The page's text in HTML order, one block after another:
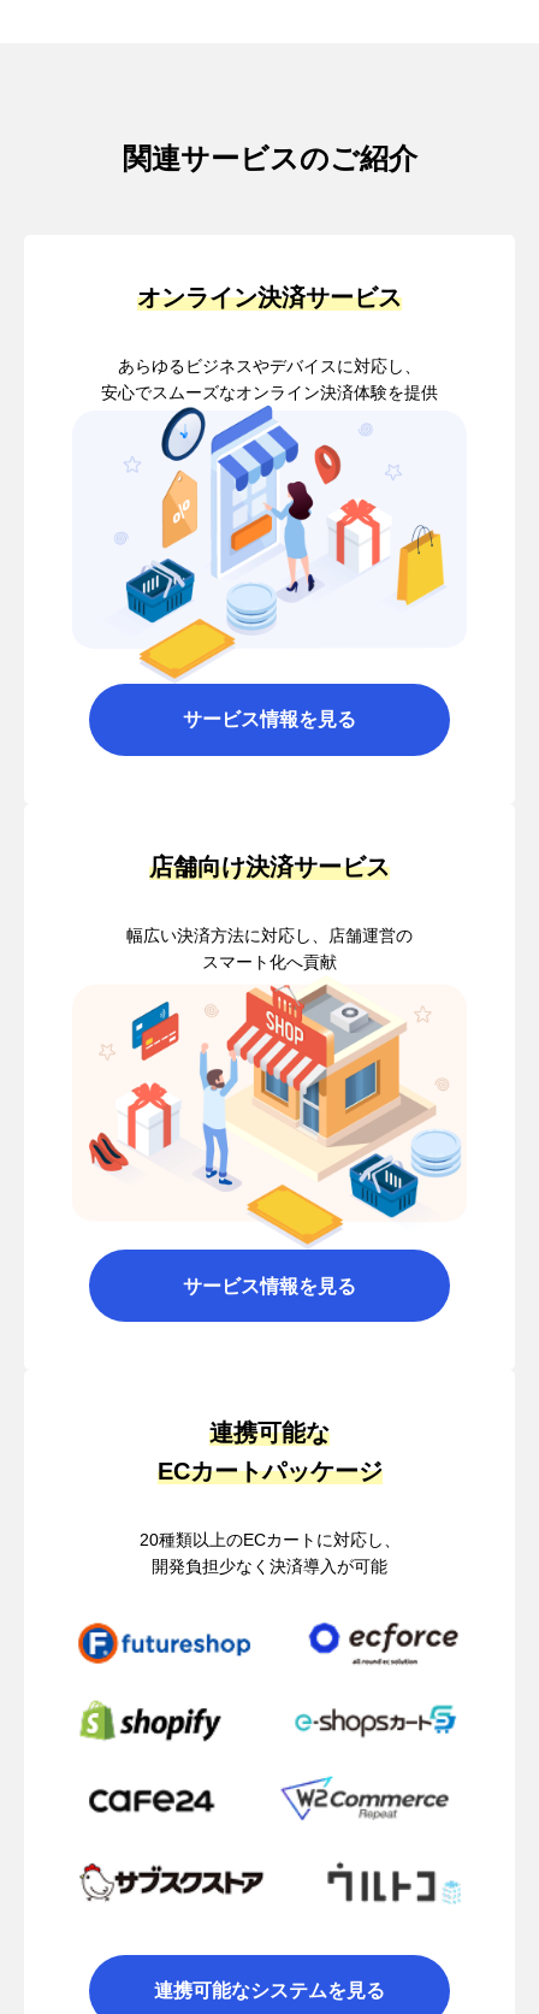
関連サービスのご紹介
オンライン決済サービス
あらゆるビジネスやデバイスに対応し、
安心でスムーズなオンライン決済体験を提供
サービス情報を見る
店舗向け決済サービス
幅広い決済方法に対応し、店舗運営の
スマート化へ貢献
サービス情報を見る
連携可能な
ECカートパッケージ
20種類以上のECカートに対応し、
開発負担少なく決済導入が可能
連携可能なシステムを見る